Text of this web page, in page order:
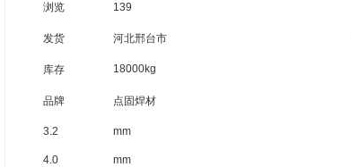
浏览 139
发货 河北邢台市
库存 18000kg
品牌 点固焊材
3.2 mm
4.0 mm